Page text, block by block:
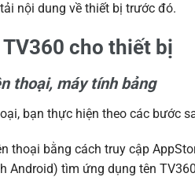
nội dung về thiết bị trước đó.
cho thiết bị
thoại, máy tính bảng
bạn thực hiện theo các bước
thoại bằng cách truy cập
Android) tìm ứng dụng tên